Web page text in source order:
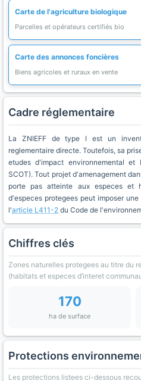
Carte de l'agriculture biologique
Parcelles et opérateurs certifiés bio
Carte des annonces foncières
Biens agricoles et ruraux en vente
Cadre réglementaire
La ZNIEFF de type I est un
reglementaire directe. Toutefois, sa
etudes d'impact environnemental et
SCOT). Tout projet d'amenagement
porte pas atteinte aux especes et
d'especes protegees peut imposer
l'article L411-2 du Code de
Chiffres clés
Zones naturelles protegees au titre du
(habitats et especes d’interet
170
ha de surface
Protections
Les protections listees ci-dessous